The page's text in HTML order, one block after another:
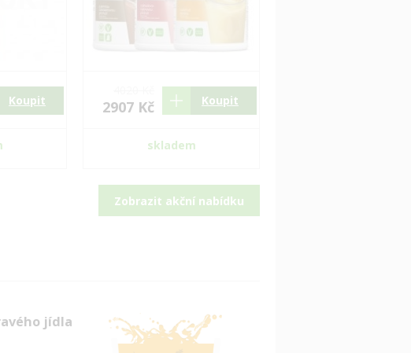
Koupit 2907 Kč Koupit
skladem
Zobrazit akční nabídku
jídla